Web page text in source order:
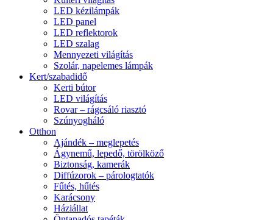
LED kézilámpák
LED panel
LED reflektorok
LED szalag
Mennyezeti világítás
Szolár, napelemes lámpák
Kert/szabadidő
Kerti bútor
LED világítás
Rovar – rágcsáló riasztó
Szúnyogháló
Otthon
Ajándék – meglepetés
Ágynemű, lepedő, törölköző
Biztonság, kamerák
Diffúzorok – párologtatók
Fűtés, hűtés
Karácsony
Háziállat